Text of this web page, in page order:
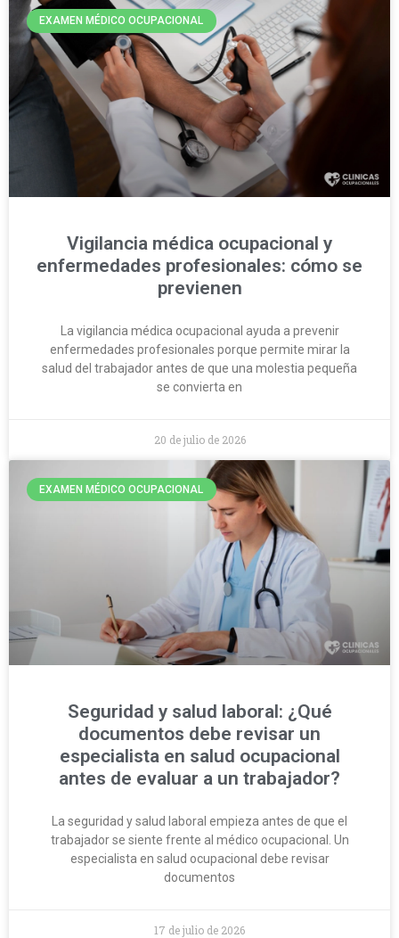
EXAMEN MÉDICO OCUPACIONAL
Vigilancia médica ocupacional y
enfermedades profesionales: cómo se
previenen
La vigilancia médica ocupacional ayuda a prevenir
enfermedades profesionales porque permite mirar la
salud del trabajador antes de que una molestia pequeña
se convierta en
20 de julio de 2026
EXAMEN MÉDICO OCUPACIONAL
Seguridad y salud laboral: ¿Qué
documentos debe revisar un
especialista en salud ocupacional
antes de evaluar a un trabajador?
La seguridad y salud laboral empieza antes de que el
trabajador se siente frente al médico ocupacional. Un
especialista en salud ocupacional debe revisar
documentos
17 de julio de 2026